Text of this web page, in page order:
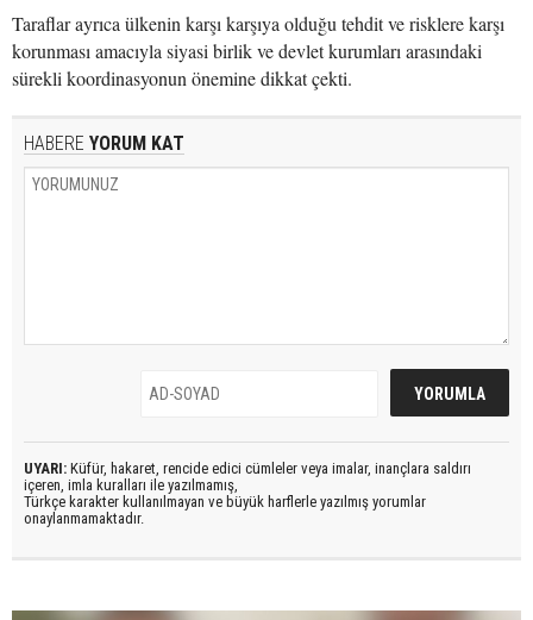
Taraflar ayrıca ülkenin karşı karşıya olduğu tehdit ve risklere karşı
korunması amacıyla siyasi birlik ve devlet kurumları arasındaki
sürekli koordinasyonun önemine dikkat çekti.
HABERE YORUM KAT
UYARI: Küfür, hakaret, rencide edici cümleler veya imalar, inançlara saldırı
içeren, imla kuralları ile yazılmamış,
Türkçe karakter kullanılmayan ve büyük harflerle yazılmış yorumlar
onaylanmamaktadır.